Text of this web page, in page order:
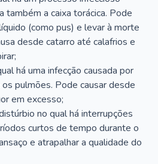
também a caixa torácica. Pode
(como pus) e levar à morte
desde catarro até calafrios e
há uma infecção causada por
pulmões. Pode causar desde
em excesso;
no qual há interrupções
curtos de tempo durante o
e atrapalhar a qualidade do